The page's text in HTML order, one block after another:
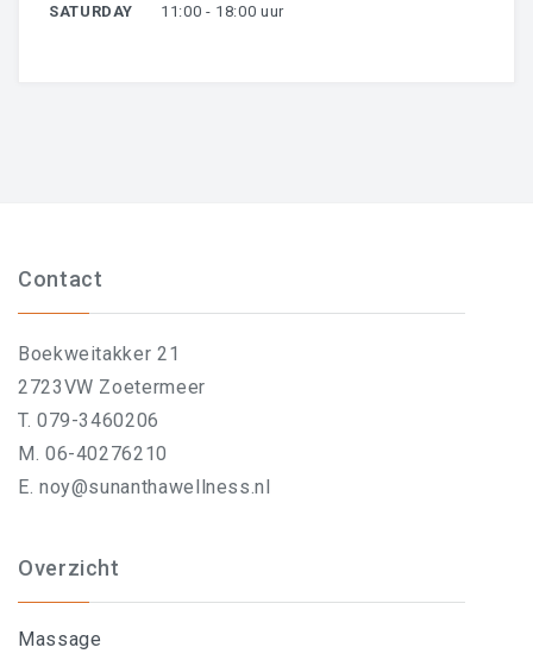
SATURDAY 11:00 - 18:00 uur
Contact
Boekweitakker 21
2723VW Zoetermeer
T. 079-3460206
M. 06-40276210
E. noy@sunanthawellness.nl
Overzicht
Massage